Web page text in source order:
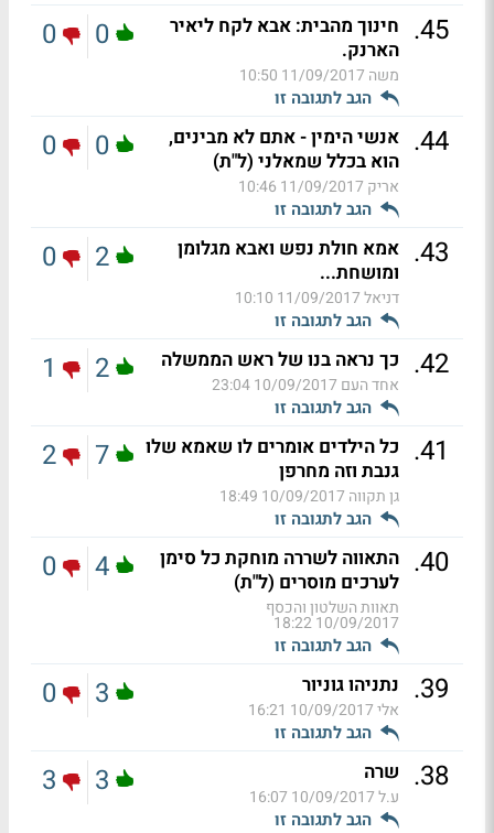
45
. חינוך מהבית: אבא לקח ליאיר
הארנק.
משה 11/09/2017 10:50
הגב לתגובה זו
0
0
44
. אנשי הימין - אתם לא מבינים,
הוא בכלל שמאלני (ל"ת)
אריק 11/09/2017 10:46
הגב לתגובה זו
0
0
43
. אמא חולת נפש ואבא מגלומן
ומושחת...
דניאל11/09/2017 10:10
הגב לתגובה זו
2
0
42
. כך נראה בנו של ראש הממשלה
אחד העם 10/09/2017 23:04
הגב לתגובה זו
2
1
41
. כל הילדים אומרים לו שאמא שלו
גנבת וזה מחרפן
גן תקווה 10/09/2017 18:49
הגב לתגובה זו
7
2
40
. התאווה לשררה מוחקת כל סימן
לערכים מוסרים (ל"ת)
תאוות השלטון והכסף
10/09/2017 18:22
הגב לתגובה זו
4
0
39
. נתניהו גוניור
אלי10/09/2017 16:21
הגב לתגובה זו
3
0
38
. שרה
ע.ל10/09/2017 16:07
הגב לתגובה זו
3
3